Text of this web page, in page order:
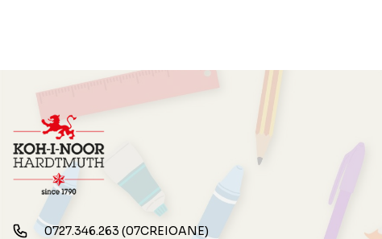
0727.346.263 (07CREIOANE)